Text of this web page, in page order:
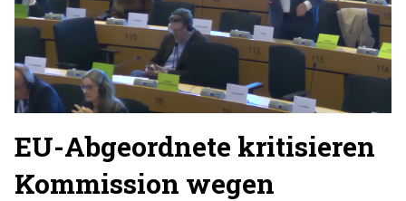
EU-Abgeordnete kritisieren
Kommission wegen